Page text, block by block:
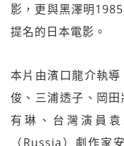
影，更與黑澤明
提名的日本電影。
本片由濱口龍介執
俊、三浦透子、岡
有琳、台灣演員
（Russia）劇作家